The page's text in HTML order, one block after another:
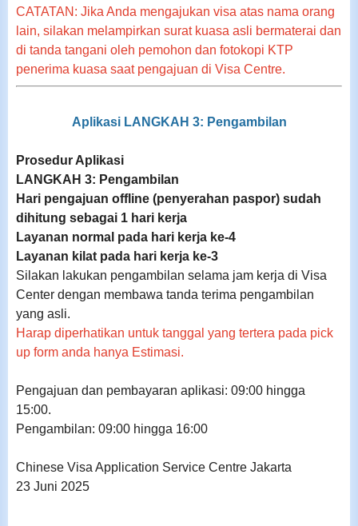
CATATAN: Jika Anda mengajukan visa atas nama orang
lain, silakan melampirkan surat kuasa asli bermaterai dan
di tanda tangani oleh pemohon dan fotokopi KTP
penerima kuasa saat pengajuan di Visa Centre.
Aplikasi LANGKAH 3: Pengambilan
Prosedur Aplikasi
LANGKAH 3: Pengambilan
Hari pengajuan offline (penyerahan paspor) sudah
dihitung sebagai 1 hari kerja
Layanan normal pada hari kerja ke-4
Layanan kilat pada hari kerja ke-3
Silakan lakukan pengambilan selama jam kerja di Visa
Center dengan membawa tanda terima pengambilan
yang asli.
Harap diperhatikan untuk tanggal yang tertera pada pick
up form anda hanya Estimasi.
Pengajuan dan pembayaran aplikasi: 09:00 hingga
15:00.
Pengambilan: 09:00 hingga 16:00
Chinese Visa Application Service Centre Jakarta
23 Juni 2025